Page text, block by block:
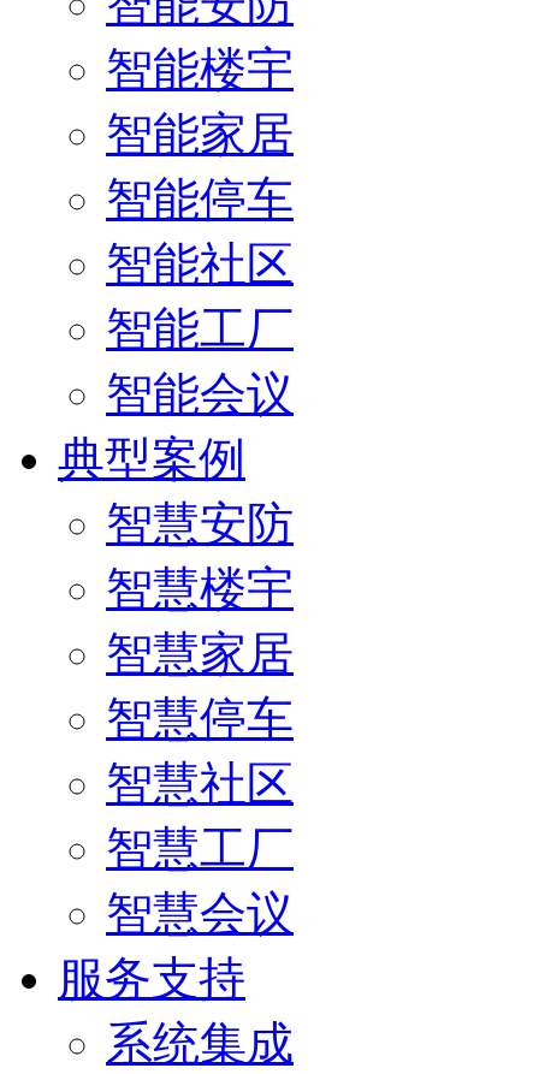
智能楼宇
智能家居
智能停车
智能社区
智能工厂
智能会议
典型案例
智慧安防
智慧楼宇
智慧家居
智慧停车
智慧社区
智慧工厂
智慧会议
服务支持
系统集成